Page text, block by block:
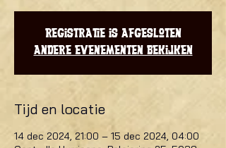
Registratie is afgesloten
Andere evenementen bekijken
Tijd en locatie
14 dec 2024, 21:00 – 15 dec 2024, 04:00